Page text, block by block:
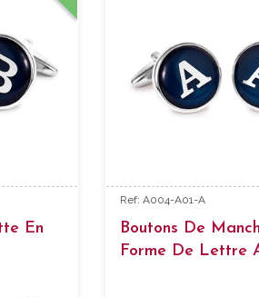
En
Ref: A004-A01-A
Boutons De
Forme De Lettre